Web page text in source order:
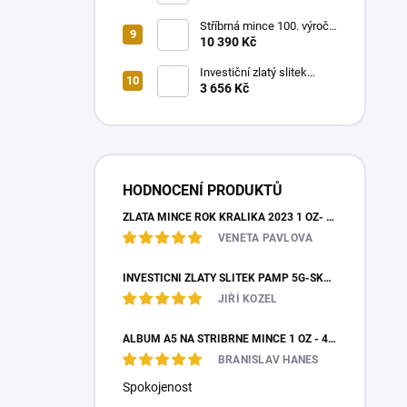
Stříbrná mince 100. výročí
královny Alžběty proof
10 390 Kč
Investiční zlatý slitek
PAMP 0,5g- Znamení
3 656 Kč
HODNOCENÍ PRODUKTŮ
ZLATÁ MINCE ROK KRÁLÍKA 2023 1 OZ- LUNÁRNÍ SÉRIE III.
VENETA PAVLOVA
INVESTIČNÍ ZLATÝ SLITEK PAMP 5G-SKARABEUS PRO ŠTĚSTÍ
JIŘÍ KOZEL
ALBUM A5 NA STŘÍBRNÉ MINCE 1 OZ - 48 MINCÍ
BRANISLAV HANES
Spokojenost